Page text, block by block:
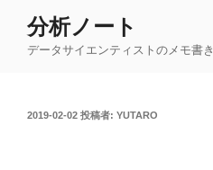
分析ノート
データサイエンティストのメモ書き
投
2019-02-02 投稿者: YUTARO